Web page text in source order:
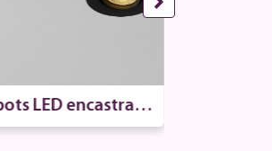
LED encastrable